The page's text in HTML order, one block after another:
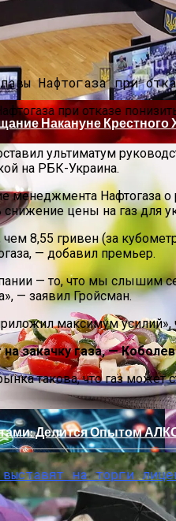
В Руках Си
Смертоноснее
Исландии:
Накануне Крестного
Делится Опытом
ультиматум
на РБК-Украина.
менеджмента
цены на газ для
8,55 гривен (за
— добавил премьер.
— то, что мы слышим
— заявил Гройсман.
максимум
закачку газа, — Коболев
такова, что газ может